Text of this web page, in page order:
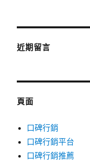
近期留言
頁面
口碑行銷
口碑行銷平台
口碑行銷推薦